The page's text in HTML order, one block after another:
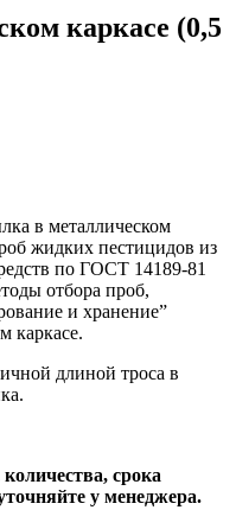
каркасе (0,5
в металлическом
жидких пестицидов из
по ГОСТ 14189-81
отбора проб,
и хранение”
каркасе.
длиной троса в
срока
у менеджера.